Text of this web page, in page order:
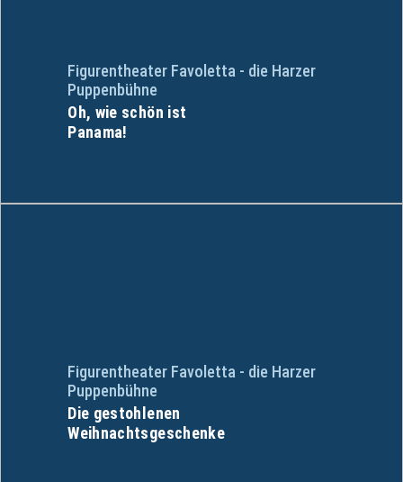
Figurentheater Favoletta - die Harzer
Puppenbühne
Oh, wie schön ist
Panama!
Figurentheater Favoletta - die Harzer
Puppenbühne
Die gestohlenen
Weihnachtsgeschenke